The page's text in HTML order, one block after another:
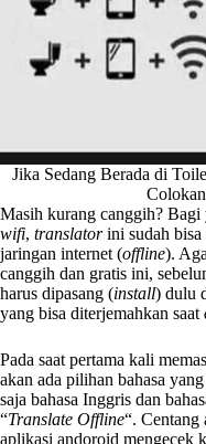
Jika Sedang Berada di
Masih kurang canggih? Bagi
wifi, translatorini sudah bisa
jaringan internet (offline).
canggih dan gratis ini,
harus dipasang (install) dulu
yang bisa diterjemahkan saat
Pada saat pertama kali
akan ada pilihan bahasa
saja bahasa Inggris dan
“Translate Offline“. Centang
aplikasi andoroid mengecek